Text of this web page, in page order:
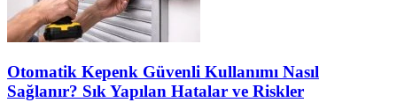
Otomatik Kepenk Güvenli Kullanımı Nasıl
Sağlanır? Sık Yapılan Hatalar ve Riskler